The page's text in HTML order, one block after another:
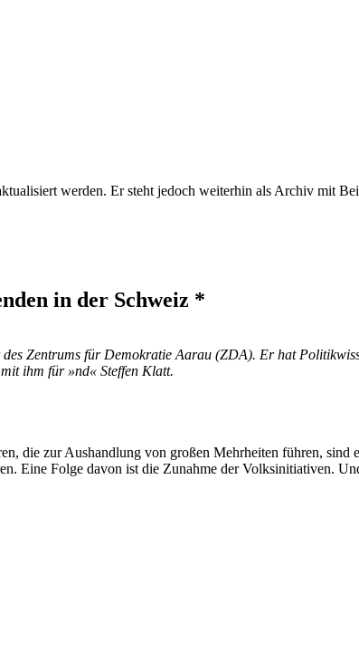
werden. Er steht jedoch weiterhin als Archiv mit
in der Schweiz *
Zentrums für Demokratie Aarau (ZDA). Er hat
ihm für »nd« Steffen Klatt.
die zur Aushandlung von großen Mehrheiten führen, sind
Eine Folge davon ist die Zunahme der Volksinitiativen.